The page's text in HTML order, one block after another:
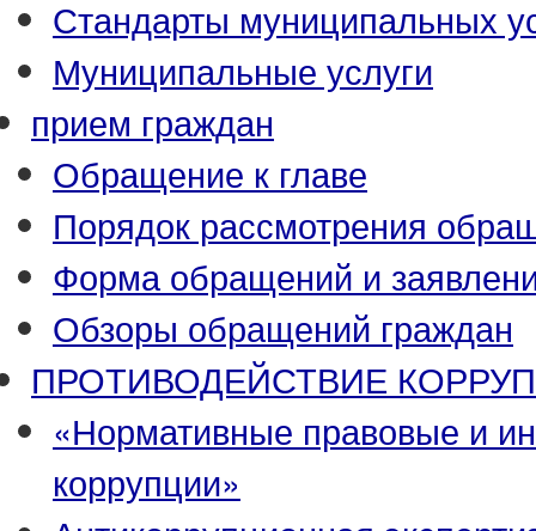
Стандарты муниципальных
Муниципальные услуги
прием граждан
Обращение к главе
Порядок рассмотрения
Форма обращений и
Обзоры обращений граждан
ПРОТИВОДЕЙСТВИЕ
«Нормативные правовые и
коррупции»